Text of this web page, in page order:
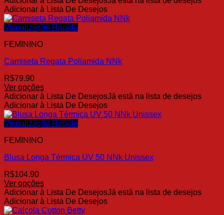
página
do
produto
produto
tem
várias
As
podem
escolhidas
na
página
do
produto
Adicionar à Lista De Desejos
Visualização Rápida
FEMININO
Camiseta Regata Poliamida NNk
R$79.90
Ver opções
Este
produto
tem
várias
As
podem
escolhidas
na
página
do
produto
Adicionar à Lista De DesejosJá está na lista de desejos
Adicionar à Lista De Desejos
Visualização Rápida
FEMININO
Blusa Longa Térmica UV 50 NNk Unissex
R$104.90
Ver opções
Este
produto
tem
Adicionar à Lista De DesejosJá está na lista de desejos
Adicionar à Lista De Desejos